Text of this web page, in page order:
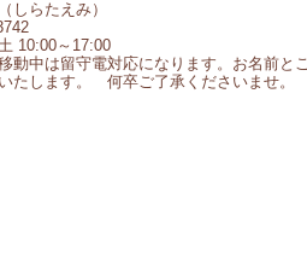
らたえみ）
10:00～17:00
動中は留守電対応になります。お名前と
たします。 何卒ご了承くださいませ。